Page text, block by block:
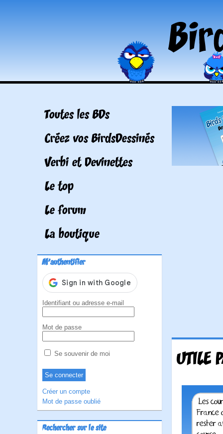
Toutes les BDs
Créez vos BirdsDessinés
Verbi et Devinettes
Le top
Le forum
La boutique
M'authentifier
Identifiant ou adresse e-mail
Mot de passe
Se souvenir de moi
Créer un compte
Mot de passe oublié
Rechercher sur le site
UTILE